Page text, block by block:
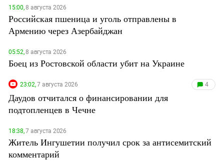
15:00,8 августа 2026
Российская пшеница и уголь отправлены в
Армению через Азербайджан
05:52,8 августа 2026
Боец из Ростовской области убит на Украине
23:02,7 августа 2026 4
Даудов отчитался о финансировании для
подтопленцев в Чечне
18:38,7 августа 2026
Житель Ингушетии получил срок за антисемитский
комментарий